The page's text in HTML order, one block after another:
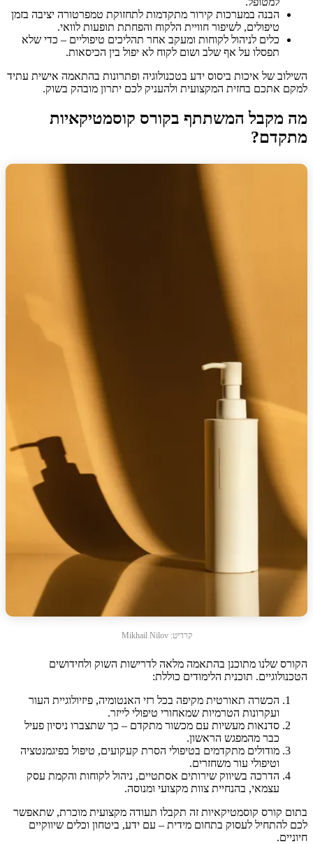
הבנה במערכות קירור מתקדמות לתחזוקת טמפרטורה יציבה בזמן
טיפולים, לשיפור חוויית הלקוח והפחתת תופעות לוואי.
כלים לניהול לקוחות ומעקב אחר תהליכים טיפוליים – כדי שלא
תפסלו על אף שלב ושום לקוח לא יפול בין הכיסאות.
השילוב של איכות ביסוס ידע בטכנולוגיה ופתרונות בהתאמה אישית עתיד
למקם אתכם בחזית המקצועית ולהעניק לכם יתרון מובהק בשוק.
מה מקבל המשתתף בקורס קוסמטיקאיות
מתקדם?
קרדיט: Mikhail Nilov
הקורס שלנו מתוכנן בהתאמה מלאה לדרישות השוק ולחידושים
הטכנולוגיים. תוכנית הלימודים כוללת:
הכשרה תאורטית מקיפה בכל רזי האנטומיה, פיזיולוגיית העור
ועקרונות הטרמיות שמאחורי טיפולי לייזר.
סדנאות מעשיות עם מכשור מתקדם – כך שתצברו ניסיון פעיל
כבר מהמפגש הראשון.
מודולים מתקדמים בטיפולי הסרת קעקועים, טיפול בפיגמנטציה
וטיפולי עור משחזרים.
הדרכה בשיווק שירותים אסתטיים, ניהול לקוחות והקמת עסק
עצמאי, בהנחיית צוות מקצועי ומנוסה.
בתום קורס קוסמטיקאיות זה תקבלו תעודה מקצועית מוכרת, שתאפשר
לכם להתחיל לעסוק בתחום מידית – עם ידע, ביטחון וכלים שיווקיים
חיוניים.